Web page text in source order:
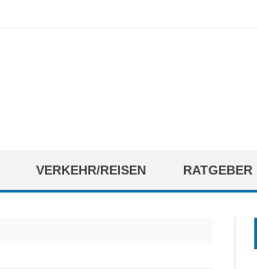
VERKEHR/REISEN RATGEBER